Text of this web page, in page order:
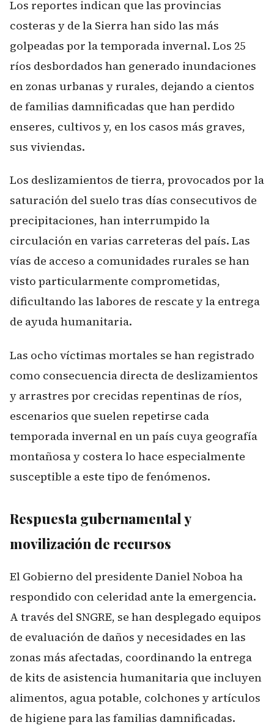
Los reportes indican que las provincias
costeras y de la Sierra han sido las más
golpeadas por la temporada invernal. Los 25
ríos desbordados han generado inundaciones
en zonas urbanas y rurales, dejando a cientos
de familias damnificadas que han perdido
enseres, cultivos y, en los casos más graves,
sus viviendas.
Los deslizamientos de tierra, provocados por la
saturación del suelo tras días consecutivos de
precipitaciones, han interrumpido la
circulación en varias carreteras del país. Las
vías de acceso a comunidades rurales se han
visto particularmente comprometidas,
dificultando las labores de rescate y la entrega
de ayuda humanitaria.
Las ocho víctimas mortales se han registrado
como consecuencia directa de deslizamientos
y arrastres por crecidas repentinas de ríos,
escenarios que suelen repetirse cada
temporada invernal en un país cuya geografía
montañosa y costera lo hace especialmente
susceptible a este tipo de fenómenos.
Respuesta gubernamental y
movilización de recursos
El Gobierno del presidente Daniel Noboa ha
respondido con celeridad ante la emergencia.
A través del SNGRE, se han desplegado equipos
de evaluación de daños y necesidades en las
zonas más afectadas, coordinando la entrega
de kits de asistencia humanitaria que incluyen
alimentos, agua potable, colchones y artículos
de higiene para las familias damnificadas.